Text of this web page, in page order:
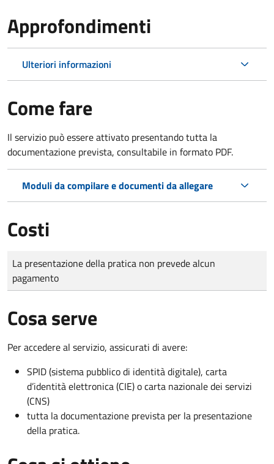
Approfondimenti
Ulteriori informazioni
Come fare
Il servizio può essere attivato presentando tutta la
documentazione prevista, consultabile in formato PDF.
Moduli da compilare e documenti da allegare
Costi
Tipo di pagamento
Importo
La presentazione della pratica non prevede alcun
pagamento
Cosa serve
Per accedere al servizio, assicurati di avere:
SPID (sistema pubblico di identità digitale), carta
d’identità elettronica (CIE) o carta nazionale dei servizi
(CNS)
tutta la documentazione prevista per la presentazione
della pratica.